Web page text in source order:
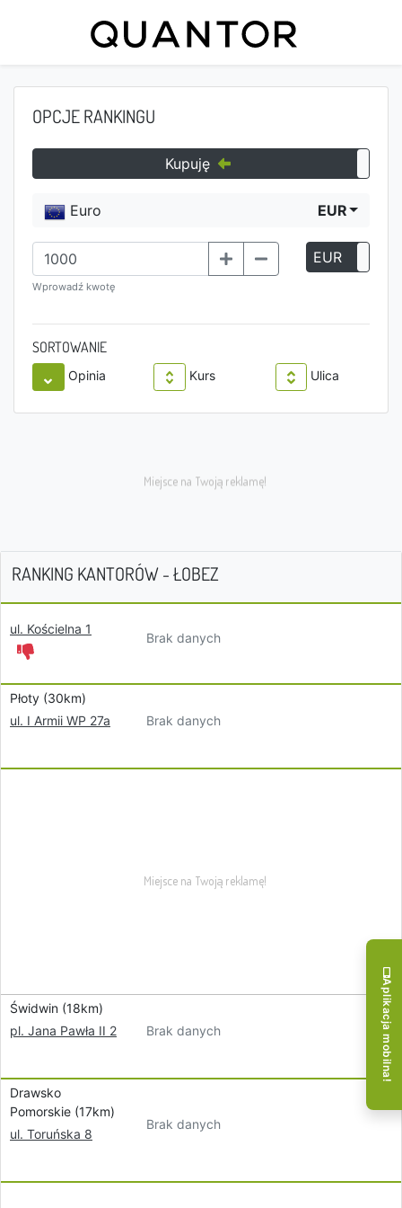
OPCJE RANKINGU
Kupuję
Euro EUR
Wprowadź kwotę
EUR
SORTOWANIE
Opinia Kurs Ulica
RANKING KANTORÓW - ŁOBEZ
ul. Kościelna 1
Brak danych
Płoty (30km)
ul. I Armii WP 27a
Brak danych
Świdwin (18km)
pl. Jana Pawła II 2
Brak danych
Drawsko
Pomorskie (17km)
ul. Toruńska 8
Brak danych
Aplikacja mobilna!